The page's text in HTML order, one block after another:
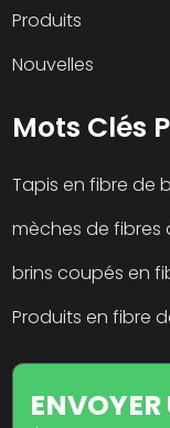
Produits
Nouvelles
Mots Clés
Tapis en fibre de
mèches de fibres
brins coupés en
Produits en fibre